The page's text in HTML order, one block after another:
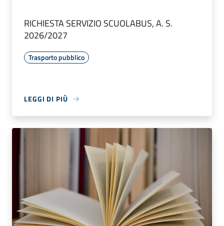
RICHIESTA SERVIZIO SCUOLABUS, A. S.
2026/2027
Trasporto pubblico
LEGGI DI PIÙ